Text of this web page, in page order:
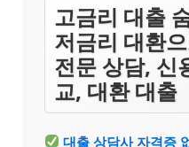
고금리 대출
저금리 대환
전문 상담, 신
교, 대환 대출
대출 상담사 자격증